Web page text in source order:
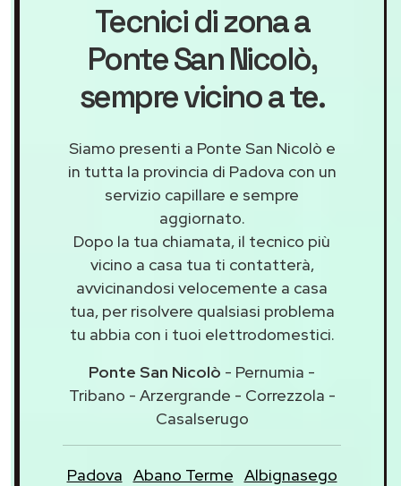
Tecnici di zona a
Ponte San Nicolò,
sempre vicino a te.
Siamo presenti a Ponte San Nicolò e
in tutta la provincia di Padova con un
servizio capillare e sempre
aggiornato.
Dopo la tua chiamata, il tecnico più
vicino a casa tua ti contatterà,
avvicinandosi velocemente a casa
tua, per risolvere qualsiasi problema
tu abbia con i tuoi elettrodomestici.
Ponte San Nicolò - Pernumia -
Tribano - Arzergrande - Correzzola -
Casalserugo
Padova Abano Terme Albignasego